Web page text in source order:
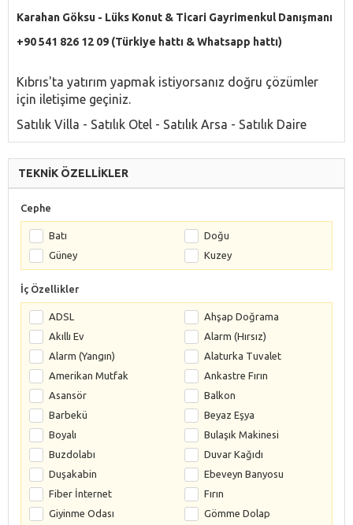
Karahan Göksu - Lüks Konut & Ticari Gayrimenkul Danışmanı
+90 541 826 12 09 (Türkiye hattı & Whatsapp hattı)
Kıbrıs'ta yatırım yapmak istiyorsanız doğru çözümler
için iletişime geçiniz.
Satılık Villa - Satılık Otel - Satılık Arsa - Satılık Daire
TEKNİK ÖZELLİKLER
Cephe
Batı
Doğu
Güney
Kuzey
İç Özellikler
ADSL
Ahşap Doğrama
Akıllı Ev
Alarm (Hırsız)
Alarm (Yangın)
Alaturka Tuvalet
Amerikan Mutfak
Ankastre Fırın
Asansör
Balkon
Barbekü
Beyaz Eşya
Boyalı
Bulaşık Makinesi
Buzdolabı
Duvar Kağıdı
Duşakabin
Ebeveyn Banyosu
Fiber İnternet
Fırın
Giyinme Odası
Gömme Dolap